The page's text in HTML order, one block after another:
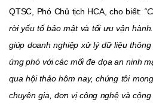
QTSC, Phó Chủ tịch HCA, cho biết:
rời yếu tố bảo mật và tối ưu vận
giúp doanh nghiệp xử lý dữ liệu
ứng phó với các mối đe dọa an ninh
qua hội thảo hôm nay, chúng tôi
chuyên gia, đơn vị công nghệ và